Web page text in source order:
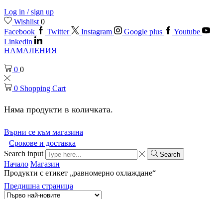
Log in / sign up
Wishlist 0
Facebook
Twitter Instagram Google plus
Youtube
Linkedin
НАМАЛЕНИЯ
0 0
0 Shopping Cart
Няма продукти в количката.
Върни се към магазина
Срокове и доставка
Search input
Search
Начало Магазин
Продукти с етикет „равномерно охлаждане“
Предишна страница